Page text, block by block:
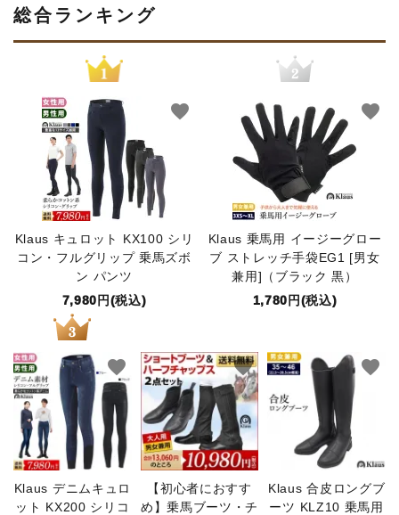
総合ランキング
Klaus キュロット KX100 シリ
コン・フルグリップ 乗馬ズボ
ン パンツ
7,980円(税込)
favorite
Klaus 乗馬用 イージーグロー
ブ ストレッチ手袋EG1 [男女
兼用]（ブラック 黒）
1,780円(税込)
favorite
Klaus デニムキュロ
ット KX200 シリコ
favorite
【初心者におすす
め】乗馬ブーツ・チ
favorite
Klaus 合皮ロングブ
ーツ KLZ10 乗馬用
favorite